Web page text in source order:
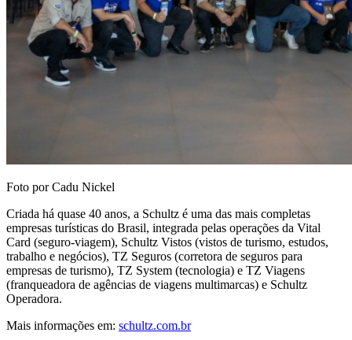
Foto por Cadu Nickel
Criada há quase 40 anos, a Schultz é uma das mais completas
empresas turísticas do Brasil, integrada pelas operações da Vital
Card (seguro-viagem), Schultz Vistos (vistos de turismo, estudos,
trabalho e negócios), TZ Seguros (corretora de seguros para
empresas de turismo), TZ System (tecnologia) e TZ Viagens
(franqueadora de agências de viagens multimarcas) e Schultz
Operadora.
Mais informações em: schultz.com.br